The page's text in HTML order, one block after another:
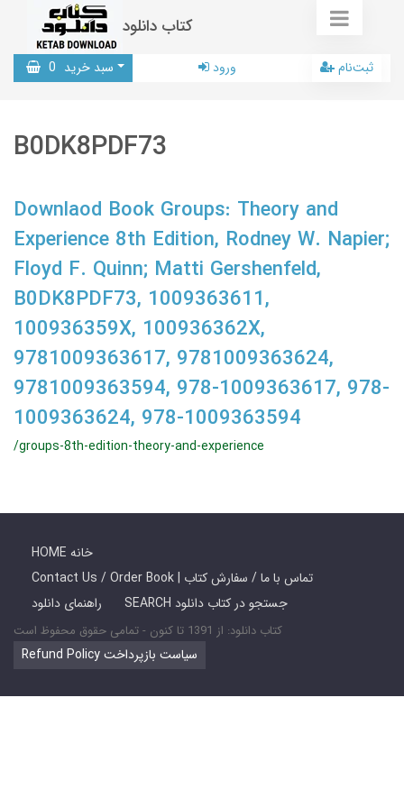
کتاب دانلود
سبد خرید 0 ورود ثبت‌نام
B0DK8PDF73
Downlaod Book Groups: Theory and
Experience 8th Edition, Rodney W. Napier;
Floyd F. Quinn; Matti Gershenfeld,
B0DK8PDF73, 1009363611,
100936359X, 100936362X,
9781009363617, 9781009363624,
9781009363594, 978-1009363617, 978-
1009363624, 978-1009363594
/groups-8th-edition-theory-and-experience
HOME خانه
Contact Us / Order Book | تماس با ما / سفارش کتاب
راهنمای دانلود
SEARCH جستجو در کتاب دانلود
کتاب دانلود: از 1391 تا کنون - تمامی حقوق محفوظ است
Refund Policy سیاست بازپرداخت